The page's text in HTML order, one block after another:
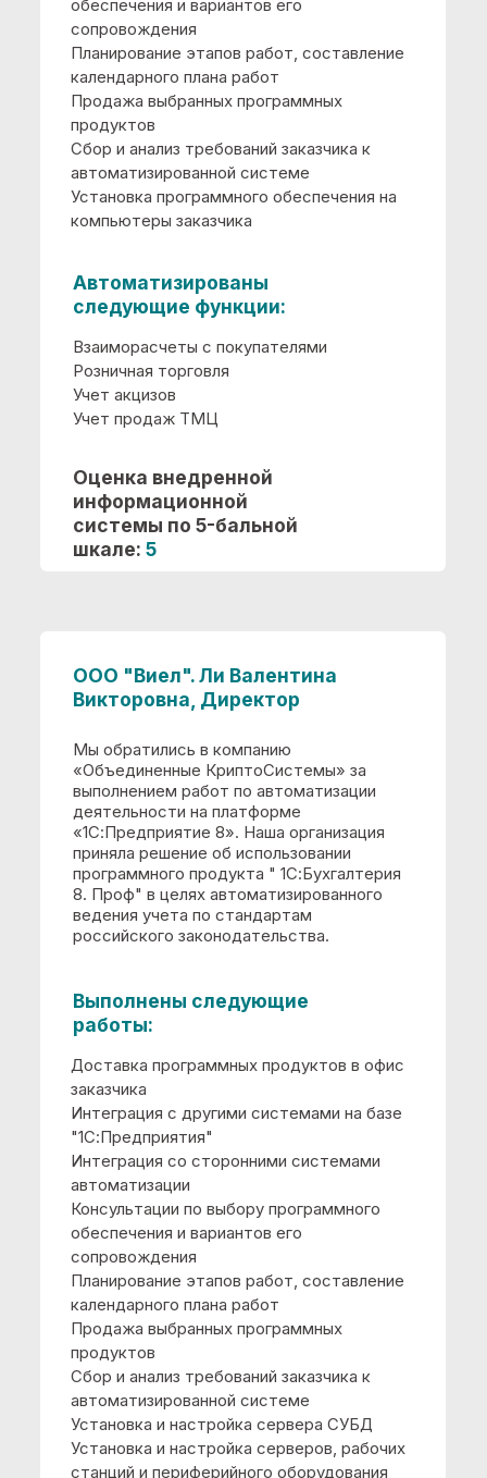
Автоматизированы
Оценка внедренной
информационной
шкале:5
Банк и касса
Завершение периода
Интеграция с отраслевыми продуктами
сторонних разработчиков
Налоговый учет
Интеграция с другими системами на базе
"1С:Предприятия"
Интеграция со сторонними системами
автоматизации
Консультации по выбору программного
обеспечения и вариантов его
сопровождения
Планирование этапов работ, составление
календарного плана работ
Продажа выбранных программных
продуктов
Установка и настройка сервера СУБД
Установка и настройка серверов, рабочих
Установка программного обеспечения на
компьютеры заказчика
Автоматизированы
Выполнены следующие
работы:
ООО "ГУД-мебель". Петкевич
Ирина Владимировна,
Главный бухгалтер
Консультации по выбору программного
обеспечения и вариантов его
сопровождения
Планирование этапов работ, составление
календарного плана работ
Продажа выбранных программных
продуктов
Сбор и анализ требований заказчика к
автоматизированной системе
Установка программного обеспечения на
компьютеры заказчика
Мы обратились в компанию
«1С:Предприятие 8». Наша организация
приняла решение об использовании
программного продукта " 1С:Бухгалтерия
ведения учета по стандартам
российского законодательства.